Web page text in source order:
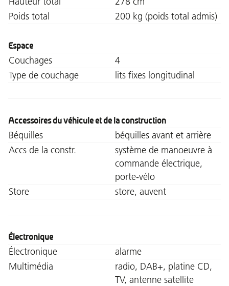
Poids total
200 kg (poids total admis)
Espace
Couchages
4
Type de couchage
lits fixes longitudinal
Accessoires du véhicule et de la construction
Béquilles
béquilles avant et arrière
Accs de la constr.
système de manoeuvre à
commande électrique,
porte-vélo
Store
store, auvent
Électronique
Électronique
alarme
Multimédia
radio, DAB+, platine CD,
TV, antenne satellite